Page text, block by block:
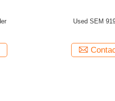
Ripper Used CAT 12G Motor